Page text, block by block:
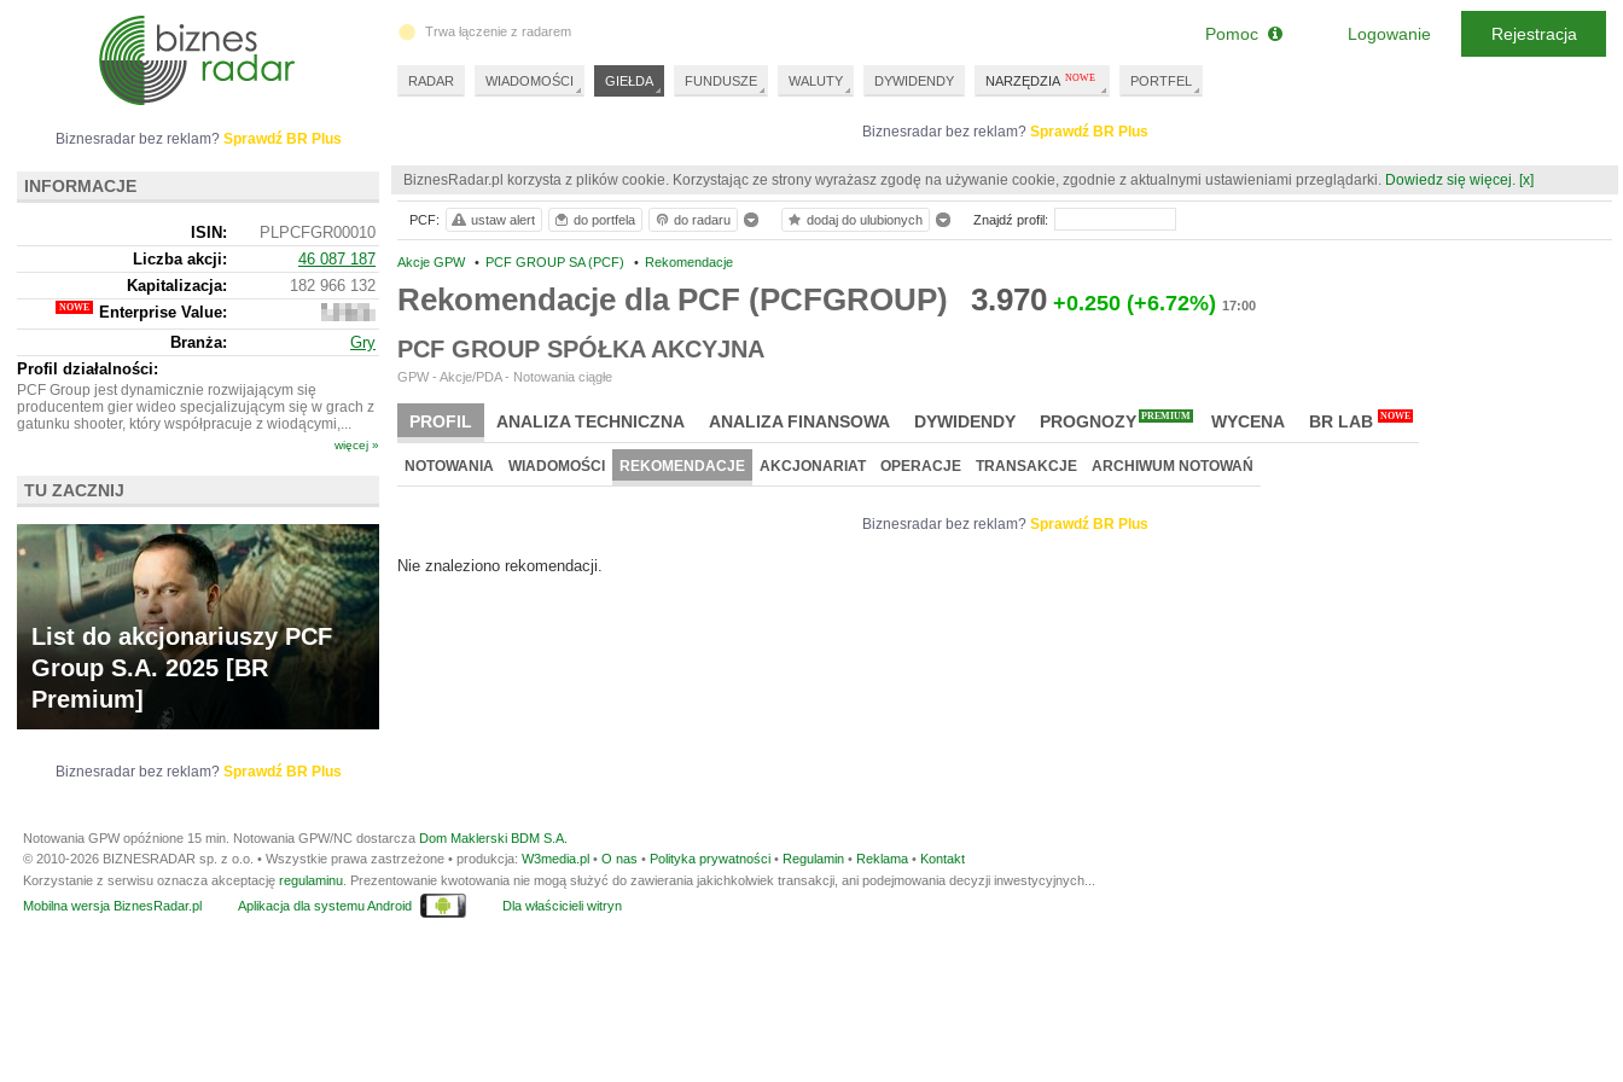
Biznesradar bez reklam? Sprawdź BR Plus
BiznesRadar.pl korzysta z plików cookie. Korzystając ze strony wyrażasz zgodę na używanie cookie, zgodnie z aktualnymi ustawieniami przeglądarki. Dowiedz się więcej. [x]
Akcje GPW • PCF GROUP SA (PCF) • Rekomendacje
Rekomendacje dla PCF (PCFGROUP) 3.970 +0.250 (+6.72%) 17:00
PCF GROUP SPÓŁKA AKCYJNA
GPW - Akcje/PDA - Notowania ciągłe
PROFIL ANALIZA TECHNICZNA ANALIZA FINANSOWA DYWIDENDY PROGNOZY PREMIUM WYCENA BR LAB NOWE
NOTOWANIA WIADOMOŚCI REKOMENDACJE AKCJONARIAT OPERACJE TRANSAKCJE ARCHIWUM NOTOWAŃ
Biznesradar bez reklam? Sprawdź BR Plus
Nie znaleziono rekomendacji.
PCF: ustaw alert do portfela do radaru dodaj do ulubionych Znajdź profil:
Biznesradar bez reklam? Sprawdź BR Plus
INFORMACJE
ISIN:
PLPCFGR00010
Liczba akcji:
46 087 187
Kapitalizacja:
182 966 132
Enterprise Value:
199
040
132
Branża:
Gry
Profil działalności:
PCF Group jest dynamicznie rozwijającym się
producentem gier wideo specjalizującym się w grach z
gatunku shooter, który współpracuje z wiodącymi,...
więcej »
TU ZACZNIJ
List do akcjonariuszy PCF
Group S.A. 2025 [BR
Premium]
Biznesradar bez reklam? Sprawdź BR Plus
Trwa łączenie z radarem
RADAR WIADOMOŚCI GIEŁDA FUNDUSZE WALUTY DYWIDENDY NARZĘDZIA PORTFEL
Pomoc Logowanie Rejestracja
Notowania GPW opóźnione 15 min. Notowania GPW/NC dostarcza Dom Maklerski BDM S.A.
© 2010-2026 BIZNESRADAR sp. z o.o. • Wszystkie prawa zastrzeżone • produkcja: W3media.pl • O nas • Polityka prywatności • Regulamin • Reklama • Kontakt
Korzystanie z serwisu oznacza akceptację regulaminu . Prezentowanie kwotowania nie mogą służyć do zawierania jakichkolwiek transakcji, ani podejmowania decyzji inwestycyjnych...
Mobilna wersja BiznesRadar.pl
Aplikacja dla systemu Android Dla właścicieli witryn